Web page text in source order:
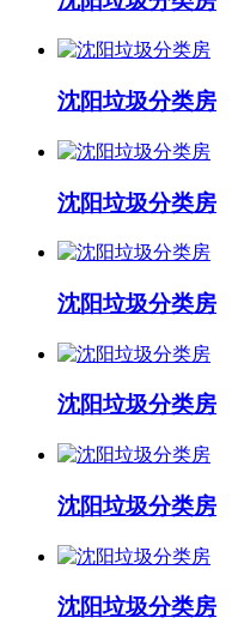
沈阳垃圾分类房
沈阳垃圾分类房
沈阳垃圾分类房
沈阳垃圾分类房
沈阳垃圾分类房
沈阳垃圾分类房